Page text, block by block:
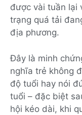
được vài tuần lại
trạng quá tải
địa phương.
Đây là minh
nghĩa trẻ không
độ tuổi hay nói
tuổi – đặc biệt
hội kéo dài, khi